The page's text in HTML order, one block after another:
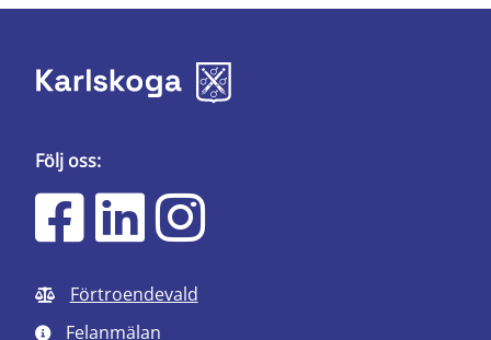
Följ oss:
Förtroendevald
Felanmälan